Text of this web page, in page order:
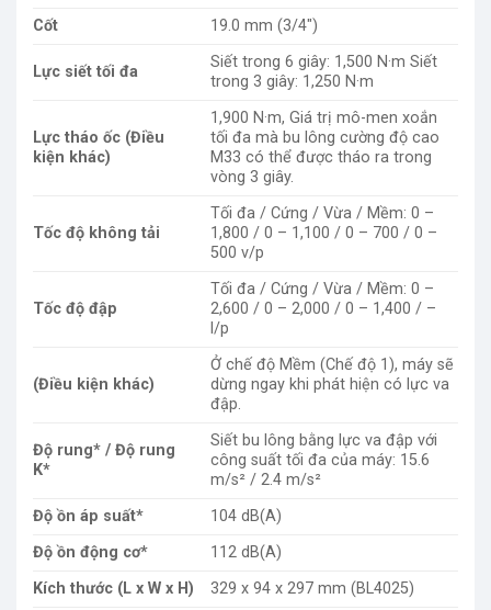
Cốt
19.0 mm (3/4″)
Lực siết tối đa
Siết trong 6 giây: 1,500 N·m Siết
trong 3 giây: 1,250 N·m
Lực tháo ốc (Điều
kiện khác)
1,900 N·m, Giá trị mô-men xoắn
tối đa mà bu lông cường độ cao
M33 có thể được tháo ra trong
vòng 3 giây.
Tốc độ không tải
Tối đa / Cứng / Vừa / Mềm: 0 –
1,800 / 0 – 1,100 / 0 – 700 / 0 –
500 v/p
Tốc độ đập
Tối đa / Cứng / Vừa / Mềm: 0 –
2,600 / 0 – 2,000 / 0 – 1,400 / –
l/p
(Điều kiện khác)
Ở chế độ Mềm (Chế độ 1), máy sẽ
dừng ngay khi phát hiện có lực va
đập.
Độ rung* / Độ rung
K*
Siết bu lông bằng lực va đập với
công suất tối đa của máy: 15.6
m/s² / 2.4 m/s²
Độ ồn áp suất*
104 dB(A)
Độ ồn động cơ*
112 dB(A)
Kích thước (L x W x H)
329 x 94 x 297 mm (BL4025)